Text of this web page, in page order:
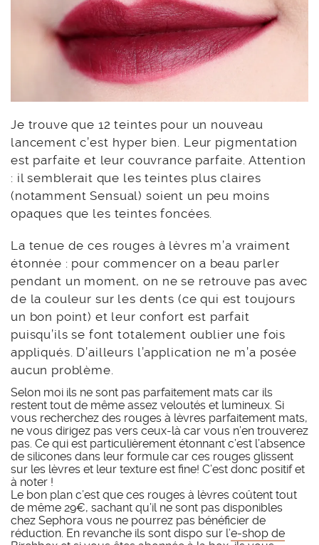
Je trouve que 12 teintes pour un nouveau
lancement c’est hyper bien. Leur pigmentation
est parfaite et leur couvrance parfaite. Attention
: il semblerait que les teintes plus claires
(notamment Sensual) soient un peu moins
opaques que les teintes foncées.
La tenue de ces rouges à lèvres m’a vraiment
étonnée : pour commencer on a beau parler
pendant un moment, on ne se retrouve pas avec
de la couleur sur les dents (ce qui est toujours
un bon point) et leur confort est parfait
puisqu’ils se font totalement oublier une fois
appliqués. D’ailleurs l’application ne m’a posée
aucun problème.
Selon moi ils ne sont pas parfaitement mats car ils
restent tout de même assez veloutés et lumineux. Si
vous recherchez des rouges à lèvres parfaitement mats,
ne vous dirigez pas vers ceux-là car vous n’en trouverez
pas. Ce qui est particulièrement étonnant c’est l’absence
de silicones dans leur formule car ces rouges glissent
sur les lèvres et leur texture est fine! C’est donc positif et
à noter !
Le bon plan c’est que ces rouges à lèvres coûtent tout
de même 29€, sachant qu’il ne sont pas disponibles
chez Sephora vous ne pourrez pas bénéficier de
réduction. En revanche ils sont dispo sur l’e-shop de